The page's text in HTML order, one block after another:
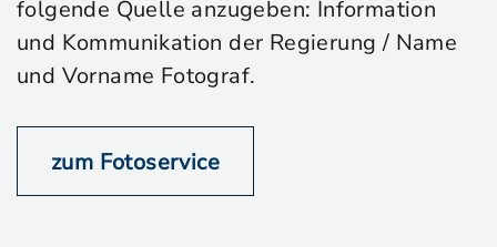
folgende Quelle anzugeben: Information
und Kommunikation der Regierung / Name
und Vorname Fotograf.
zum Fotoservice